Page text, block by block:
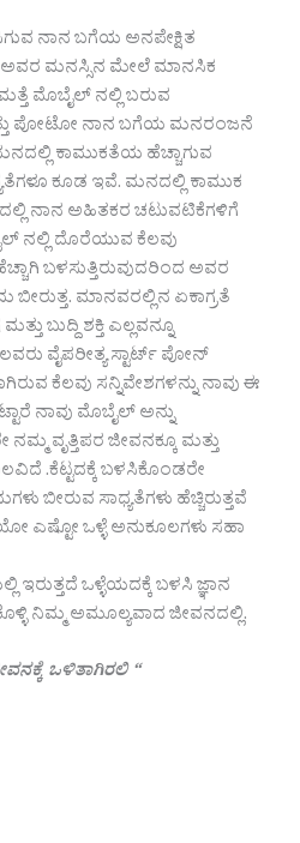
ನಾನ ಬಗೆಯ ಅನಪೇಕ್ಷಿತ
ಅವರ ಮನಸ್ಸಿನ ಮೇಲೆ ಮಾನಸಿಕ
ಮತ್ತೆ ಮೊಬೈಲ್ ನಲ್ಲಿ ಬರುವ
ಪೋಟೋ ನಾನ ಬಗೆಯ ಮನರಂಜನೆ
ಕಾಮುಕತೆಯ ಹೆಚ್ಚಾಗುವ
ಕೂಡ ಇವೆ. ಮನದಲ್ಲಿ ಕಾಮುಕ
ನಾನ ಅಹಿತಕರ ಚಟುವಟಿಕೆಗಳಿಗೆ
ನಲ್ಲಿ ದೊರೆಯುವ ಕೆಲವು
ಬಳಸುತ್ತಿರುವುದರಿಂದ ಅವರ
ಮಾನವರಲ್ಲಿನ ಏಕಾಗ್ರತೆ
ಬುದ್ದಿ ಶಕ್ತಿ ಎಲ್ಲವನ್ನೂ
ವೈಪರೀತ್ಯ ಸ್ಟಾರ್ಟ್ ಪೋನ್
ಕೆಲವು ಸನ್ನಿವೇಶಗಳನ್ನು ನಾವು ಈ
ನಾವು ಮೊಬೈಲ್ ಅನ್ನು
ವೃತ್ತಿಪರ ಜೀವನಕ್ಕೂ ಮತ್ತು
.ಕೆಟ್ಟದಕ್ಕೆ ಬಳಸಿಕೊಂಡರೇ
ಬೀರುವ ಸಾಧ್ಯತೆಗಳು ಹೆಚ್ಚಿರುತ್ತವೆ
ಎಷ್ಟೋ ಒಳ್ಳೆ ಅನುಕೂಲಗಳು ಸಹಾ
ಒಳ್ಳೆಯದಕ್ಕೆ ಬಳಸಿ ಜ್ಞಾನ
ನಿಮ್ಮ ಅಮೂಲ್ಯವಾದ ಜೀವನದಲ್ಲಿ.
ಒಳಿತಾಗಿರಲಿ “